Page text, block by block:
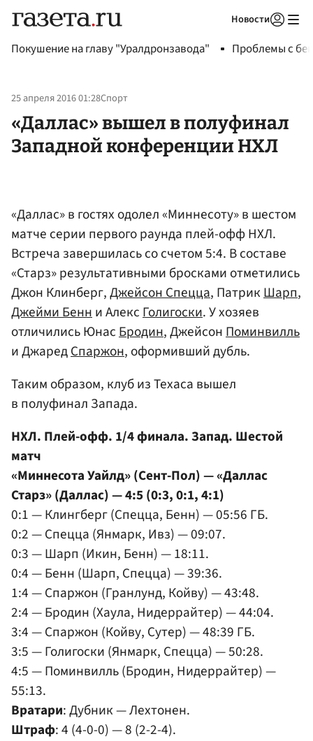
Новости
Покушение на главу "Уралдронзавода" Проблемы с
25 апреля 2016 01:28Спорт
«Даллас» вышел в полуфинал
Западной конференции НХЛ
«Даллас» в гостях одолел «Миннесоту» в шестом
матче серии первого раунда плей-офф НХЛ.
Встреча завершилась со счетом 5:4. В составе
«Старз» результативными бросками отметились
Джон Клинберг,Джейсон Спецца, ПатрикШарп,
Джейми Бенни АлексГолигоски. У хозяев
отличились ЮнасБродин, ДжейсонПоминвилль
и ДжаредСпаржон, оформивший дубль.
Таким образом, клуб из Техаса вышел
в полуфинал Запада.
НХЛ. Плей-офф. 1/4 финала. Запад. Шестой
матч
«Миннесота Уайлд» (Сент-Пол) — «Даллас
Старз» (Даллас) — 4:5 (0:3, 0:1, 4:1)
0:1 — Клингберг (Спецца, Бенн) — 05:56 ГБ.
0:2 — Спецца (Янмарк, Ивз) — 09:07.
0:3 — Шарп (Икин, Бенн) — 18:11.
0:4 — Бенн (Шарп, Спецца) — 39:36.
1:4 — Спаржон (Гранлунд, Койву) — 43:48.
2:4 — Бродин (Хаула, Нидеррайтер) — 44:04.
3:4 — Спаржон (Койву, Сутер) — 48:39 ГБ.
3:5 — Голигоски (Янмарк, Спецца) — 50:28.
4:5 — Поминвилль (Бродин, Нидеррайтер) —
55:13.
Вратари: Дубник — Лехтонен.
Штраф: 4 (4-0-0) — 8 (2-2-4).